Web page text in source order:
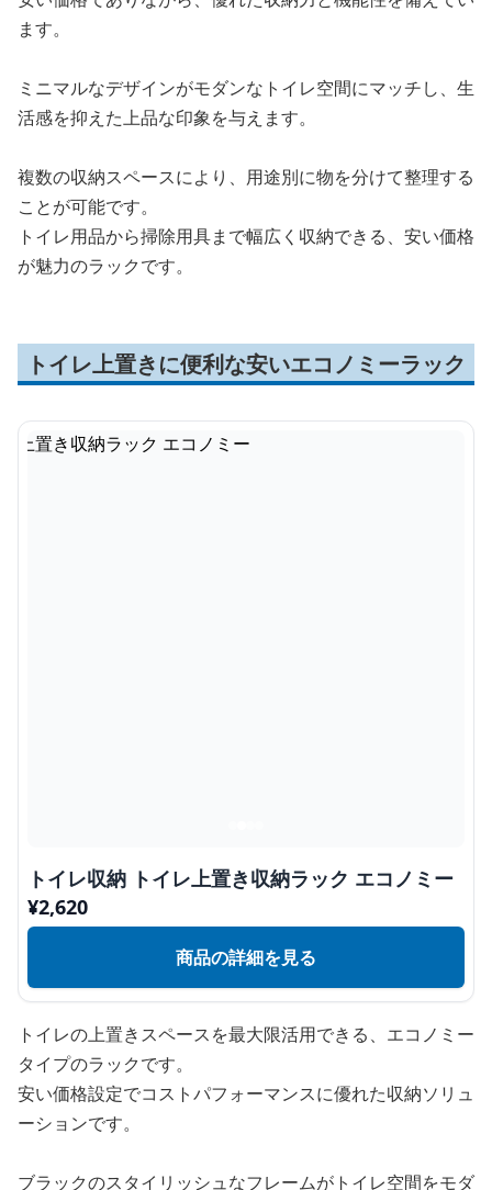
ます。
ミニマルなデザインがモダンなトイレ空間にマッチし、生
活感を抑えた上品な印象を与えます。
複数の収納スペースにより、用途別に物を分けて整理する
ことが可能です。
トイレ用品から掃除用具まで幅広く収納できる、安い価格
が魅力のラックです。
トイレ上置きに便利な安いエコノミーラック
トイレ収納 トイレ上置き収納ラック エコノミー
¥2,620
商品の詳細を見る
トイレの上置きスペースを最大限活用できる、エコノミー
タイプのラックです。
安い価格設定でコストパフォーマンスに優れた収納ソリュ
ーションです。
ブラックのスタイリッシュなフレームがトイレ空間をモダ